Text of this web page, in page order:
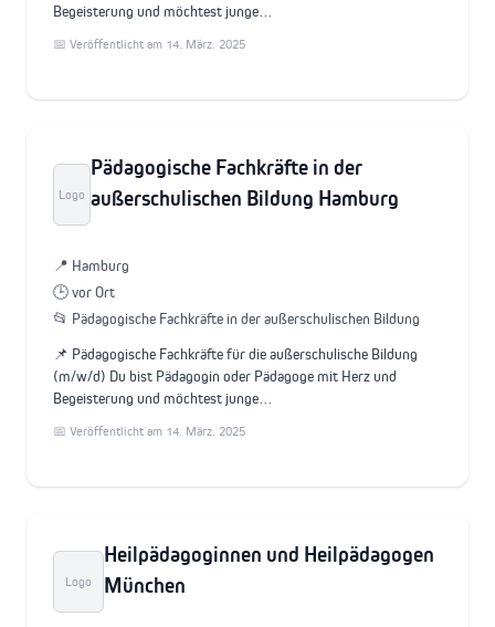
Begeisterung und möchtest junge…
📅 Veröffentlicht am 14. März. 2025
Logo
Pädagogische Fachkräfte in der
außerschulischen Bildung Hamburg
📍 Hamburg
🕒 vor Ort
📂 Pädagogische Fachkräfte in der außerschulischen Bildung
📌 Pädagogische Fachkräfte für die außerschulische Bildung
(m/w/d) Du bist Pädagogin oder Pädagoge mit Herz und
Begeisterung und möchtest junge…
📅 Veröffentlicht am 14. März. 2025
Logo
Heilpädagoginnen und Heilpädagogen
München